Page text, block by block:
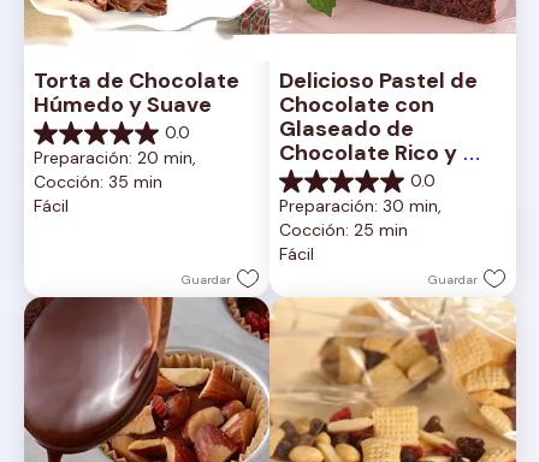
Torta de Chocolate
Húmedo y Suave
0.0
0.0
de
5
estrellas.
Preparación: 20 min,
Cocción: 35 min
Fácil
Guardar
Delicioso Pastel de
Chocolate con
Glaseado de
Chocolate Rico y
Cremoso
0.0
0.0
de
5
estrellas.
Preparación: 30 min,
Cocción: 25 min
Fácil
Guardar